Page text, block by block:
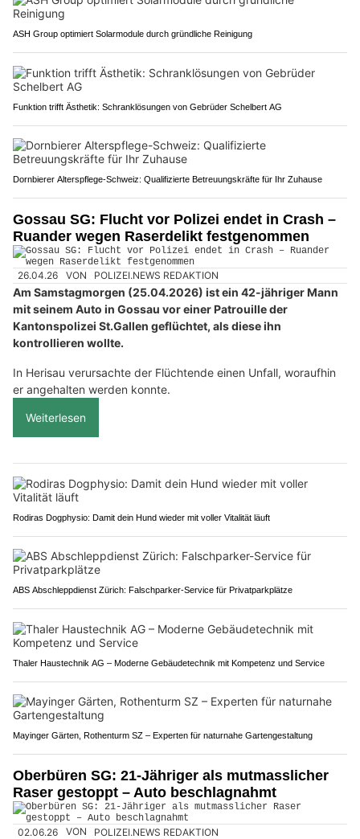
ASH Group optimiert Solarmodule durch gründliche Reinigung
Funktion trifft Ästhetik: Schranklösungen von Gebrüder Schelbert AG
Dornbierer Alterspflege-Schweiz: Qualifizierte Betreuungskräfte für Ihr Zuhause
Gossau SG: Flucht vor Polizei endet in Crash –
Ruander wegen Raserdelikt festgenommen
26.04.26 VON POLIZEI.NEWS REDAKTION
Am Samstagmorgen (25.04.2026) ist ein 42-jähriger Mann
mit seinem Auto in Gossau vor einer Patrouille der
Kantonspolizei St.Gallen geflüchtet, als diese ihn
kontrollieren wollte.
In Herisau verursachte der Flüchtende einen Unfall, woraufhin
er angehalten werden konnte.
Weiterlesen
Rodiras Dogphysio: Damit dein Hund wieder mit voller Vitalität läuft
ABS Abschleppdienst Zürich: Falschparker-Service für Privatparkplätze
Thaler Haustechnik AG – Moderne Gebäudetechnik mit Kompetenz und Service
Mayinger Gärten, Rothenturm SZ – Experten für naturnahe Gartengestaltung
Oberbüren SG: 21-Jähriger als mutmasslicher
Raser gestoppt – Auto beschlagnahmt
02.06.26 VON POLIZEI.NEWS REDAKTION